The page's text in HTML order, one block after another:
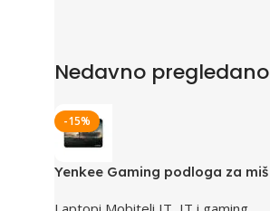
Nedavno pregledano
-15%
Yenkee Gaming podloga za miš